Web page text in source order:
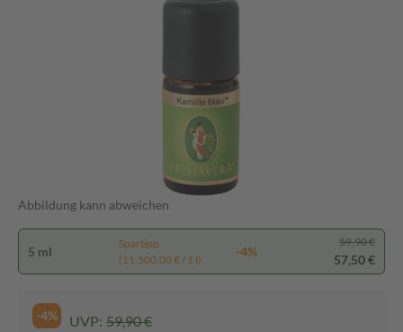
Abbildung kann abweichen
5 ml
Spartipp
(11.500,00 € / 1 l)
-4%
59,90 €
57,50 €
-4% UVP: 59,90 €